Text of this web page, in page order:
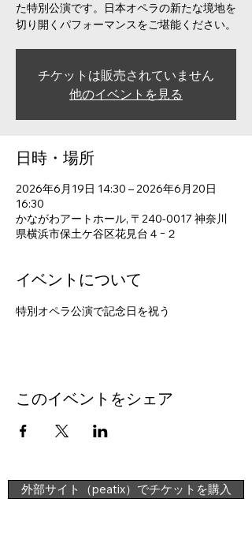
た特別公演です。日本オペラの新たな境地を
切り開くパフォーマンスをご堪能ください。
チケットは販売されていません
他のイベントを見る
日時・場所
2026年6月19日 14:30 – 2026年6月20日
16:30
かながわアートホール, 〒240-0017 神奈川
県横浜市保土ケ谷区花見台４−２
イベントについて
特別オペラ公演で記念日を祝う
このイベントをシェア
外部サイト（peatix）でチケットを購入